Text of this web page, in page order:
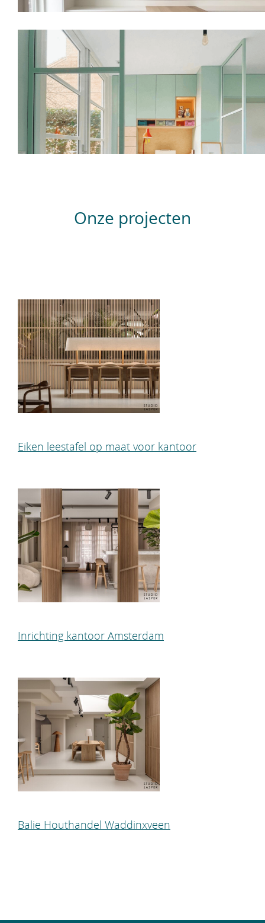
Onze projecten
Eiken leestafel op maat voor kantoor
Inrichting kantoor Amsterdam
Balie Houthandel Waddinxveen